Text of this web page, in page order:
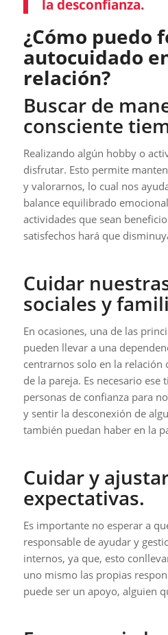
la desconfianza.
¿Cómo puedo
autocuidado
relación?
Buscar de
consciente
Realizando algún hobby o
disfrutar. Esto permite
y valorarnos, lo cual nos
balance equilibrado
actividades que sean
satisfechos hará que
Cuidar
sociales y
En ocasiones, una de las
pueden llevar a una
centrarnos solo en la relación
de la pareja. Es necesario ese
personas de confianza para
y sentir la desconexión de
también puedan haber en la
Cuidar y
expectativas.
Es importante no esperar a
responsable de ayudar y
internos, ya que, esto
uno mismo las propias
puede ser un apoyo, alguien